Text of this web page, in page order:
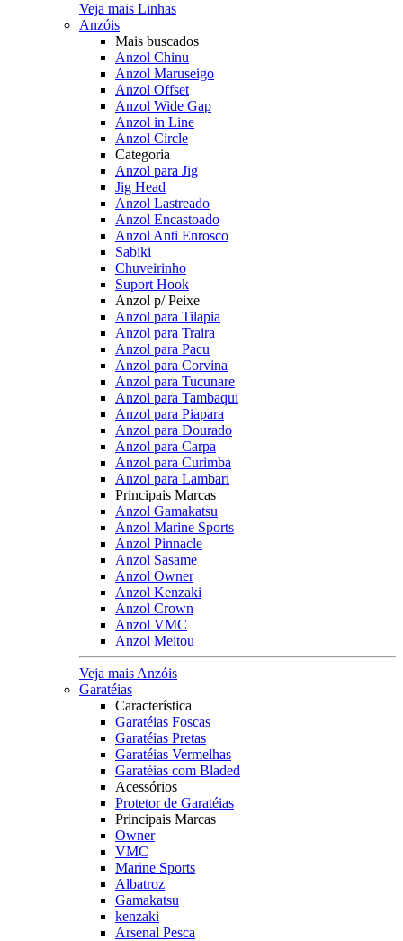
Veja mais Linhas
Anzóis
Mais buscados
Anzol Chinu
Anzol Maruseigo
Anzol Offset
Anzol Wide Gap
Anzol in Line
Anzol Circle
Categoria
Anzol para Jig
Jig Head
Anzol Lastreado
Anzol Encastoado
Anzol Anti Enrosco
Sabiki
Chuveirinho
Suport Hook
Anzol p/ Peixe
Anzol para Tilapia
Anzol para Traira
Anzol para Pacu
Anzol para Corvina
Anzol para Tucunare
Anzol para Tambaqui
Anzol para Piapara
Anzol para Dourado
Anzol para Carpa
Anzol para Curimba
Anzol para Lambari
Principais Marcas
Anzol Gamakatsu
Anzol Marine Sports
Anzol Pinnacle
Anzol Sasame
Anzol Owner
Anzol Kenzaki
Anzol Crown
Anzol VMC
Anzol Meitou
Veja mais Anzóis
Garatéias
Característica
Garatéias Foscas
Garatéias Pretas
Garatéias Vermelhas
Garatéias com Bladed
Acessórios
Protetor de Garatéias
Principais Marcas
Owner
VMC
Marine Sports
Albatroz
Gamakatsu
kenzaki
Arsenal Pesca